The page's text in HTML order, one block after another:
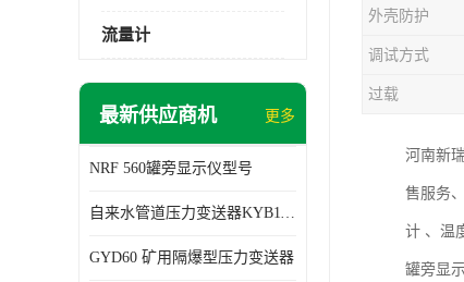
流量计
最新供应商机 更多
NRF 560罐旁显示仪型号
自来水管道压力变送器KYB11G03M2型号 使用方便
GYD60 矿用隔爆型压力变送器
外壳防护
调试方式
过载
河南新
售服务
计 、温
罐旁显